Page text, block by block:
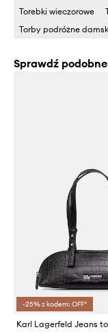
Torebki wieczorowe
Torby podróżne
Sprawdź
-25% z kodem: OFF*